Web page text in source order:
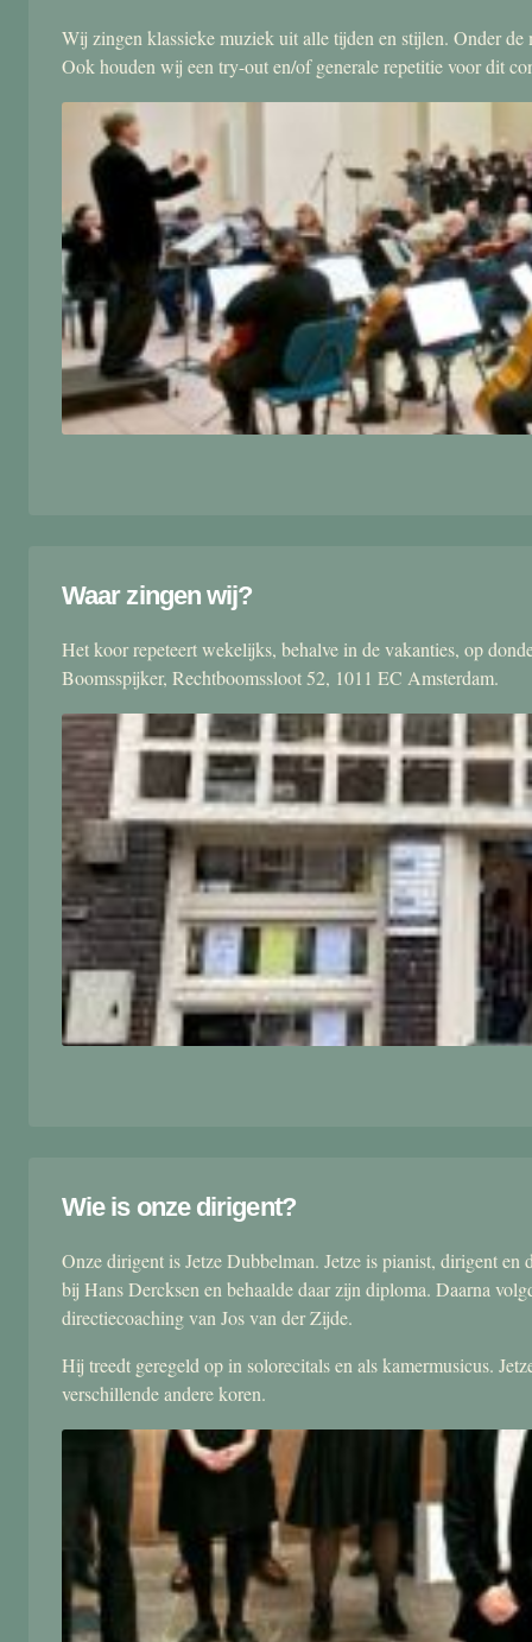
Wij zingen klassieke muziek uit alle tijden en stijlen. Onder
Ook houden wij een try-out en/of generale repetitie voor dit
Waar zingen wij?
Het koor repeteert wekelijks, behalve in de vakanties, op
Boomsspijker, Rechtboomssloot 52, 1011 EC Amsterdam.
Wie is onze dirigent?
Onze dirigent is Jetze Dubbelman. Jetze is pianist, dirigent
bij Hans Dercksen en behaalde daar zijn diploma. Daarna
directiecoaching van Jos van der Zijde.
Hij treedt geregeld op in solorecitals en als kamermusicus.
verschillende andere koren.